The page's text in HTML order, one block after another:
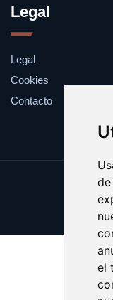
el
Legal
Legal
Cookies
Contacto